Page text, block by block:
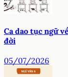
Ca dao tục ngữ
đời
05/07/2026